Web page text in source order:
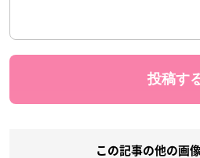
この記事の他の画